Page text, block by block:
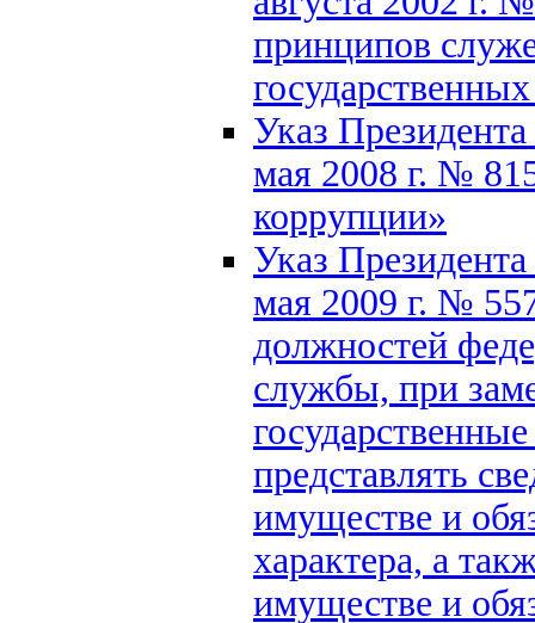
принципов
Указ
мая 2008 г. №
коррупции»
Указ
мая 2009 г. №
должностей
службы, при
представлять
имуществе и
характера, а
имуществе и